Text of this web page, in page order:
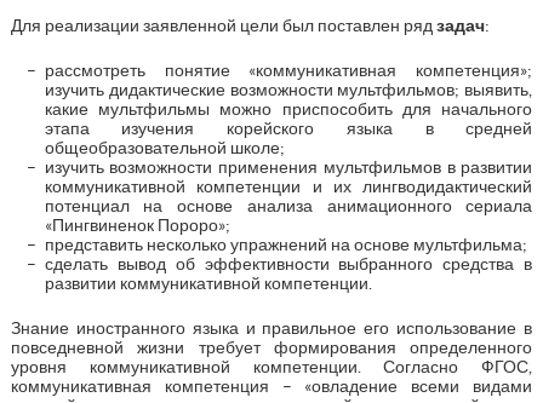
Для реализации заявленной цели был поставлен ряд задач:
рассмотреть понятие «коммуникативная компетенция»;
изучить дидактические возможности мультфильмов; выявить,
какие мультфильмы можно приспособить для начального
этапа изучения корейского языка в средней
общеобразовательной школе;
изучить возможности применения мультфильмов в развитии
коммуникативной компетенции и их лингводидактический
потенциал на основе анализа анимационного сериала
«Пингвиненок Пороро»;
представить несколько упражнений на основе мультфильма;
сделать вывод об эффективности выбранного средства в
развитии коммуникативной компетенции.
Знание иностранного языка и правильное его использование в
повседневной жизни требует формирования определенного
уровня коммуникативной компетенции. Согласно ФГОС,
коммуникативная компетенция – «овладение всеми видами